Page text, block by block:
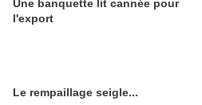
Une banquette lit cannée pour
l'export
Le rempaillage seigle...